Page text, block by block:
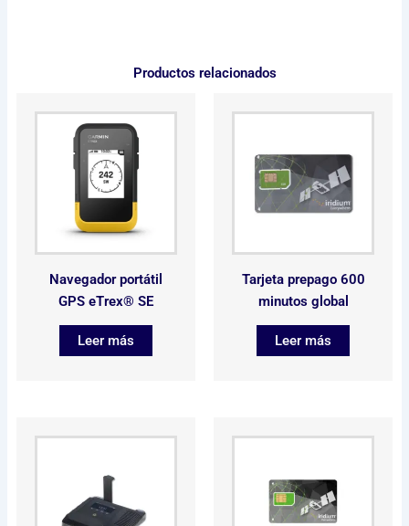
Productos relacionados
Navegador portátil
GPS eTrex® SE
Leer más
Tarjeta prepago 600
minutos global
Leer más